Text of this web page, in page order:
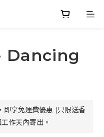
Dancing
享免運費優惠 (只限送香
作天內寄出。